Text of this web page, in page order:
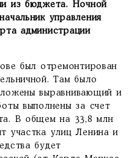
из бюджета. Ночной
управления
администрации
был отремонтирован
Там было
выравнивающий и
выполнены за счет
В общем на 33,8 млн
участка улиц Ленина и
будет